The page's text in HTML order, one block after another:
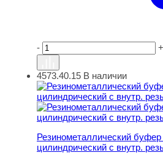
- +
Резинометаллический
4573.40.15 В наличии
Резинометаллический
цилиндрический с внутр.